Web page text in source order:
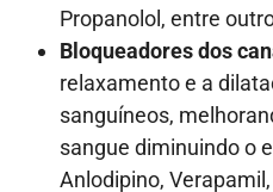
Propanolol, entre
Bloqueadores dos
relaxamento e a
sanguíneos,
sangue diminuindo o
Anlodipino,